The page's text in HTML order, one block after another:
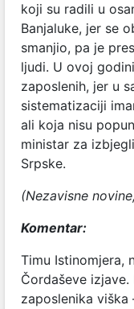
koji su radili u
Banjaluke, jer se
smanjio, pa je
ljudi. U ovoj
zaposlenih, jer u
sistematizaciji
ali koja nisu
ministar za
Srpske.
(Nezavisne
Komentar:
Timu Istinomjera,
Čordaševe
zaposlenika viška